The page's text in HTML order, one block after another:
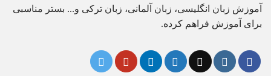
آموزش زبان انگلیسی، زبان آلمانی، زبان ترکی و... بستر مناسبی
برای آموزش فراهم کرده.